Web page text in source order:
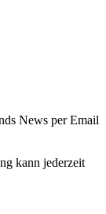
News per Email
kann jederzeit